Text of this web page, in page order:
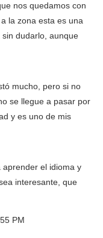
nos quedamos con
la zona esta es una
dudarlo, aunque
mucho, pero si no
se llegue a pasar por
y es uno de mis
el idioma y
interesante, que
PM